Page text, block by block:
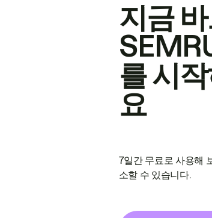
지금
를 시
요
7일간 무료로 사용해
소할 수 있습니다.